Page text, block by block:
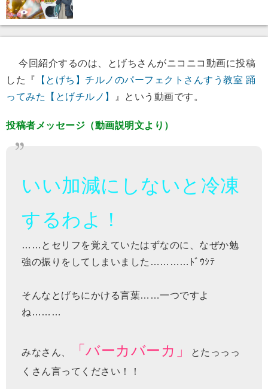
今回紹介するのは、とげちさんがニコニコ動画に投稿
した『 【とげち】チルノのパーフェクトさんすう教室 踊
ってみた【とげチルノ】
』という動画です。
投稿者メッセージ（動画説明文より）
いい加減にしないと冷凍
するわよ！
……とセリフを覚えていたはずなのに、なぜか勉
強の振りをしてしまいました…………ﾄﾞｳｼﾃ
そんなとげちにかける言葉……一つですよ
ね………
みなさん、 「バーカバーカ」
とたっっっ
くさん言ってください！！